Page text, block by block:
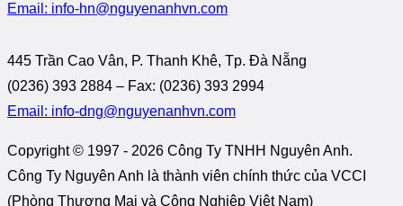
Email: info-hn@nguyenanhvn.com
445 Trần Cao Vân, P. Thanh Khê, Tp. Đà Nẵng
(0236) 393 2884 – Fax: (0236) 393 2994
Email: info-dng@nguyenanhvn.com
Copyright © 1997 - 2026 Công Ty TNHH Nguyên Anh.
Công Ty Nguyên Anh là thành viên chính thức của VCCI
(Phòng Thương Mại và Công Nghiệp Việt Nam)